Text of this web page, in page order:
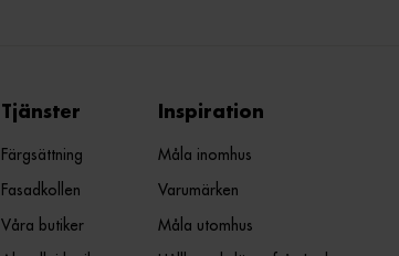
Tjänster
Färgsättning
Fasadkollen
Våra butiker
Inspiration
Måla inomhus
Varumärken
Måla utomhus